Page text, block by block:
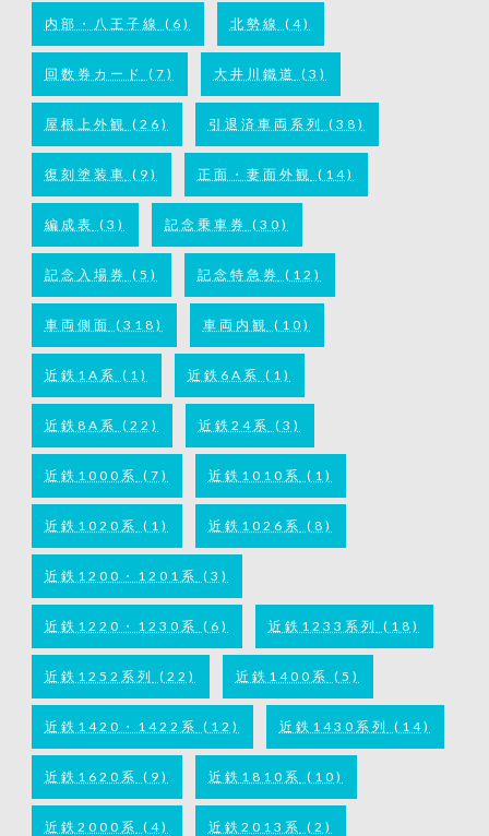
内部・八王子線 (6) 北勢線 (4)
回数券カード (7) 大井川鐵道 (3)
屋根上外観 (26) 引退済車両系列 (38)
復刻塗装車 (9) 正面・妻面外観 (14)
編成表 (3) 記念乗車券 (30)
記念入場券 (5) 記念特急券 (12)
車両側面 (318) 車両内観 (10)
近鉄1A系 (1) 近鉄6A系 (1)
近鉄8A系 (22) 近鉄24系 (3)
近鉄1000系 (7) 近鉄1010系 (1)
近鉄1020系 (1) 近鉄1026系 (8)
近鉄1200・1201系 (3)
近鉄1220・1230系 (6) 近鉄1233系列 (18)
近鉄1252系列 (22) 近鉄1400系 (5)
近鉄1420・1422系 (12) 近鉄1430系列 (14)
近鉄1620系 (9) 近鉄1810系 (10)
近鉄2000系 (4) 近鉄2013系 (2)